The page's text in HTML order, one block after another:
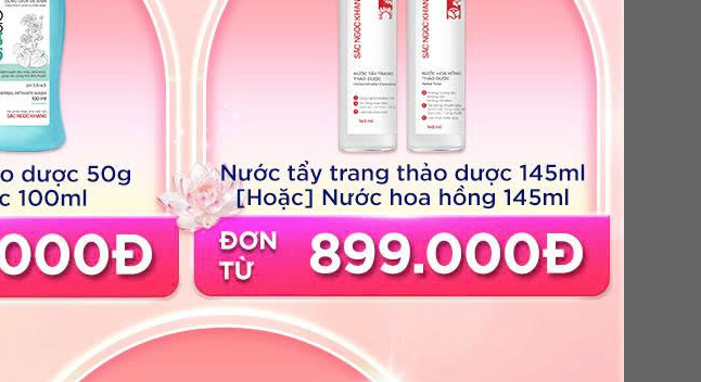
Sữa rửa mặt Thảo Dược [300g]
Giá ưu đãi: 195,000 %
Giá niêm yết: Liên hệ
Dầu Xả 26 Loại Thảo Dược [200g]
Giá ưu đãi: 185,000
Giá niêm yết: Liên hệ